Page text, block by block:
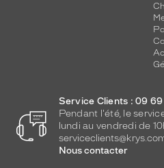
Service Clients : 09
Pendant l'été, le
lundi au vendredi de
Nous contacter